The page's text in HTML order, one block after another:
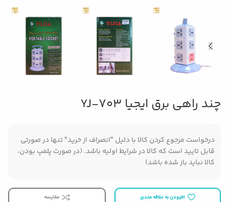
چند راهی برق ایجیا YJ-703
درخواست مرجوع کردن کالا با دلیل "انصراف از خرید" تنها در صورتی
قابل تایید است که کالا در شرایط اولیه باشد. (در صورت پلمپ بودن،
کالا نباید باز شده باشد)
افزودن به علاقه مندی مقایسه